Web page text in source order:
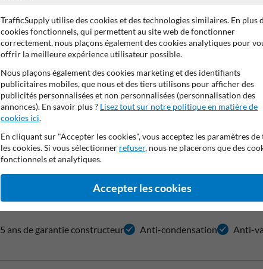
Polycarbonate et acier inoxydable Grand angle
5 ans de garantie constructeur Anti-condensation Anti-
TrafficSupply utilise des cookies et des technologies similaires. En plus
cookies fonctionnels, qui permettent au site web de fonctionner
correctement, nous plaçons également des cookies analytiques pour
offrir la meilleure expérience utilisateur possible.
Nous plaçons également des cookies marketing et des identifiants
publicitaires mobiles, que nous et des tiers utilisons pour afficher des
publicités personnalisées et non personnalisées (personnalisation des
annonces). En savoir plus ? Lisez tout sur notre politique en matière de
cookies ici.
En cliquant sur "Accepter les cookies", vous acceptez les paramètres de
les cookies. Si vous sélectionner refuser, nous ne placerons que des
fonctionnels et analytiques.
Accepter les cookies